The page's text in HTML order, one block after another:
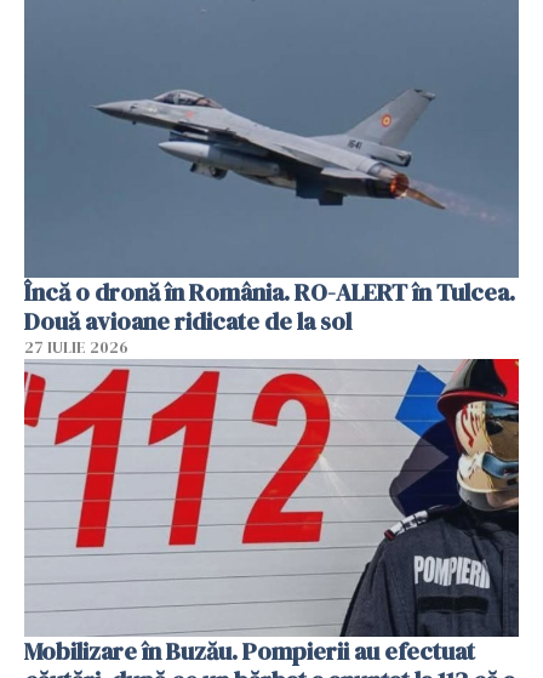
Încă o dronă în România. RO-ALERT în Tulcea.
Două avioane ridicate de la sol
27 IULIE 2026
Mobilizare în Buzău. Pompierii au efectuat